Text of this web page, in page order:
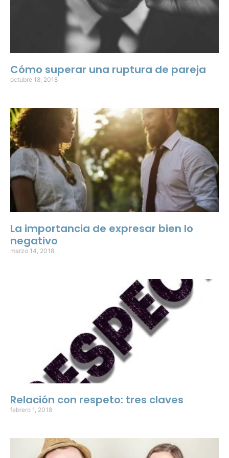
Cómo superar una ruptura de pareja
octubre 18, 2018
La importancia de expresar bien lo
negativo
marzo 14, 2018
Relación con respeto: tres claves
febrero 1, 2018